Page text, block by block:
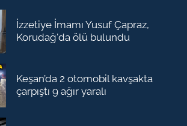
İzzetiye İmamı Yusuf Çapraz,
Korudağ'da ölü bulundu
Keşan’da 2 otomobil kavşakta
çarpıştı 9 ağır yaralı